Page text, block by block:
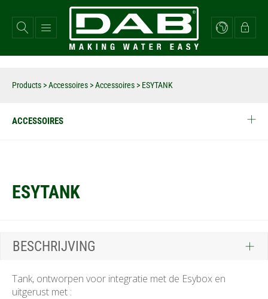
naar
Products >Accessoires >Accessoires > ESYTANK
ACCESSOIRES
ESYTANK
BESCHRIJVING
Tank, ontworpen voor integratie met de Esybox en
uitgerust met :